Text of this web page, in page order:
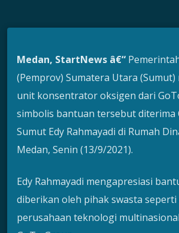
Medan, StartNews â€“
(Pemprov) Sumatera Utara (Sumut)
unit konsentrator oksigen dari
simbolis bantuan tersebut diterima
Sumut Edy Rahmayadi di Rumah
Medan, Senin (13/9/2021).
Edy Rahmayadi mengapresiasi
diberikan oleh pihak swasta seperti
perusahaan teknologi